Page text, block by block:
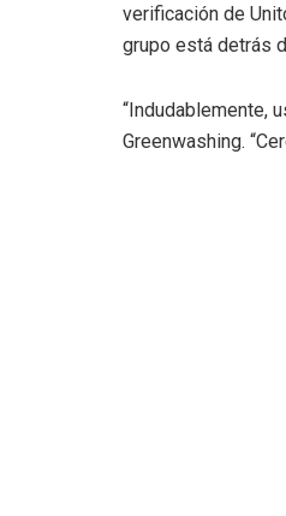
verificación de
grupo está detrás
“Indudablemente,
Greenwashing.